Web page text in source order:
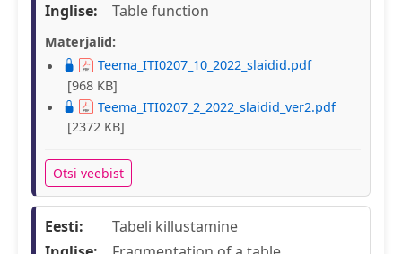
Inglise:
Table function
Materjalid:
Teema_ITI0207_10_2022_slaidid.pdf
[968 KB]
Teema_ITI0207_2_2022_slaidid_ver2.pdf
[2372 KB]
Otsi veebist
Eesti:
Tabeli killustamine